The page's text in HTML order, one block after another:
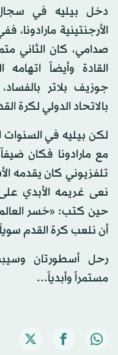
دخل بيليه في
الأرجنتينية
صدامي، كان الثاني
القادة وأيضاً
جوزيف بلاتر
بالاتحاد الدولي لكرة
لكن بيليه في السنوات
مع مارادونا فكان
تلفزيوني كان يقدمه
نعى غريمه الأبدي
حين كتب: «خسر
أن نلعب كرة القدم
رحل أسطورتان
مستمراً وأبدياً...